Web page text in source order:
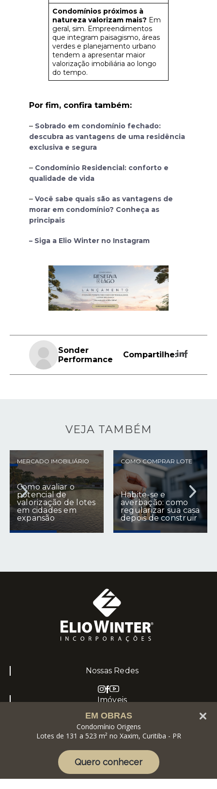
EM OBRAS
Condomínio Origens
Lotes de 131 a 523 m² no Xaxim, Curitiba - PR
Quero conhecer
Condomínios próximos à
natureza valorizam mais? Em
geral, sim. Empreendimentos
que integram paisagismo, áreas
verdes e planejamento urbano
tendem a apresentar maior
valorização imobiliária ao longo
do tempo.
Por fim, confira também:
– Sobrado em condomínio fechado:
descubra as vantagens de uma residência
exclusiva e segura
– Condomínio Residencial: conforto e
qualidade de vida
– Você sabe quais são as vantagens de
morar em condomínio? Conheça as
principais
– Siga a Elio Winter no Instagram
Sonder
Performance
Compartilhe:
VEJA TAMBÉM
COMO COMPRAR LOTE
Habite-se e
averbação: como
regularizar sua casa
depois de construir
FINANCIAMENTO E CUSTOS
Custo real de
construir em
terreno próprio: o
que entra na
conta?
Nossas Redes
Imóveis
Imóveis à venda
Portfólio
Institucional
Blog
Contato